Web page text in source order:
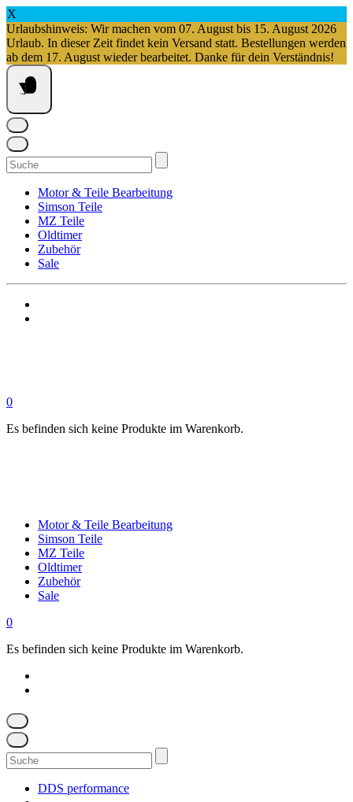
X
Urlaubshinweis: Wir machen vom 07. August bis 15. August 2026
Urlaub. In dieser Zeit findet kein Versand statt. Bestellungen werden
ab dem 17. August wieder bearbeitet. Danke für dein Verständnis!
Springe
zum
Inhalt
Suchen
nach:
Motor & Teile Bearbeitung
Simson Teile
MZ Teile
Oldtimer
Zubehör
Sale
0
Es befinden sich keine Produkte im Warenkorb.
Motor & Teile Bearbeitung
Simson Teile
MZ Teile
Oldtimer
Zubehör
Sale
0
Es befinden sich keine Produkte im Warenkorb.
Suchen
nach:
DDS performance